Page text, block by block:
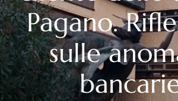
Pagano.
sulle